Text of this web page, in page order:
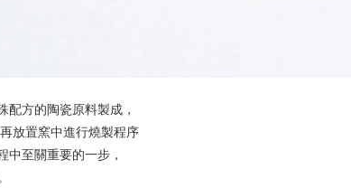
配方的陶瓷原料製成，
放置窯中進行燒製程序
中至關重要的一步，